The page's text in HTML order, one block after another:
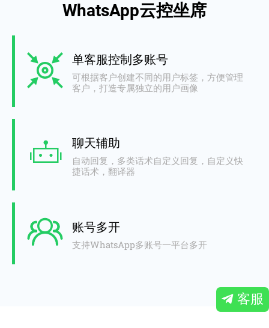
客服
WhatsApp云控坐席
单客服控制多账号
可根据客户创建不同的用户标签，方便管理
客户，打造专属独立的用户画像
聊天辅助
自动回复，多类话术自定义回复，自定义快
捷话术，翻译器
账号多开
支持WhatsApp多账号一平台多开